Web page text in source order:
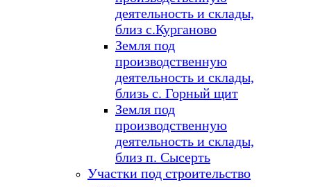
деятельность и склады,
близ с.Курганово
Земля под
производственную
деятельность и склады,
близь с. Горный щит
Земля под
производственную
деятельность и склады,
близ п. Сысерть
Участки под строительство